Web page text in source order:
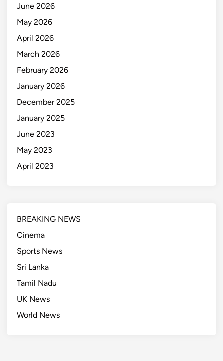
June 2026
May 2026
April 2026
March 2026
February 2026
January 2026
December 2025
January 2025
June 2023
May 2023
April 2023
BREAKING NEWS
Cinema
Sports News
Sri Lanka
Tamil Nadu
UK News
World News